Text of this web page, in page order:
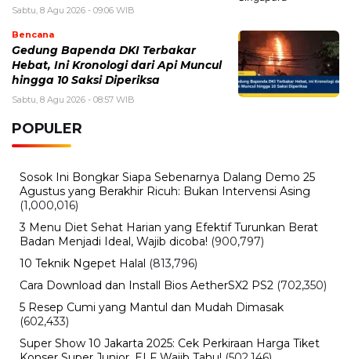
Sabtu, 8 Agu 2026 - 09:06 WIB
Bencana
Gedung Bapenda DKI Terbakar
Hebat, Ini Kronologi dari Api Muncul
hingga 10 Saksi Diperiksa
Sabtu, 8 Agu 2026 - 08:57 WIB
POPULER
Sosok Ini Bongkar Siapa Sebenarnya Dalang Demo 25
Agustus yang Berakhir Ricuh: Bukan Intervensi Asing
(1,000,016)
3 Menu Diet Sehat Harian yang Efektif Turunkan Berat
Badan Menjadi Ideal, Wajib dicoba! (900,797)
10 Teknik Ngepet Halal (813,796)
Cara Download dan Install Bios AetherSX2 PS2 (702,350)
5 Resep Cumi yang Mantul dan Mudah Dimasak
(602,433)
Super Show 10 Jakarta 2025: Cek Perkiraan Harga Tiket